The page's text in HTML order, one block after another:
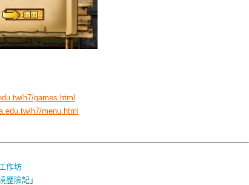
h7/games.html
h7/menu.html
作坊
險記」